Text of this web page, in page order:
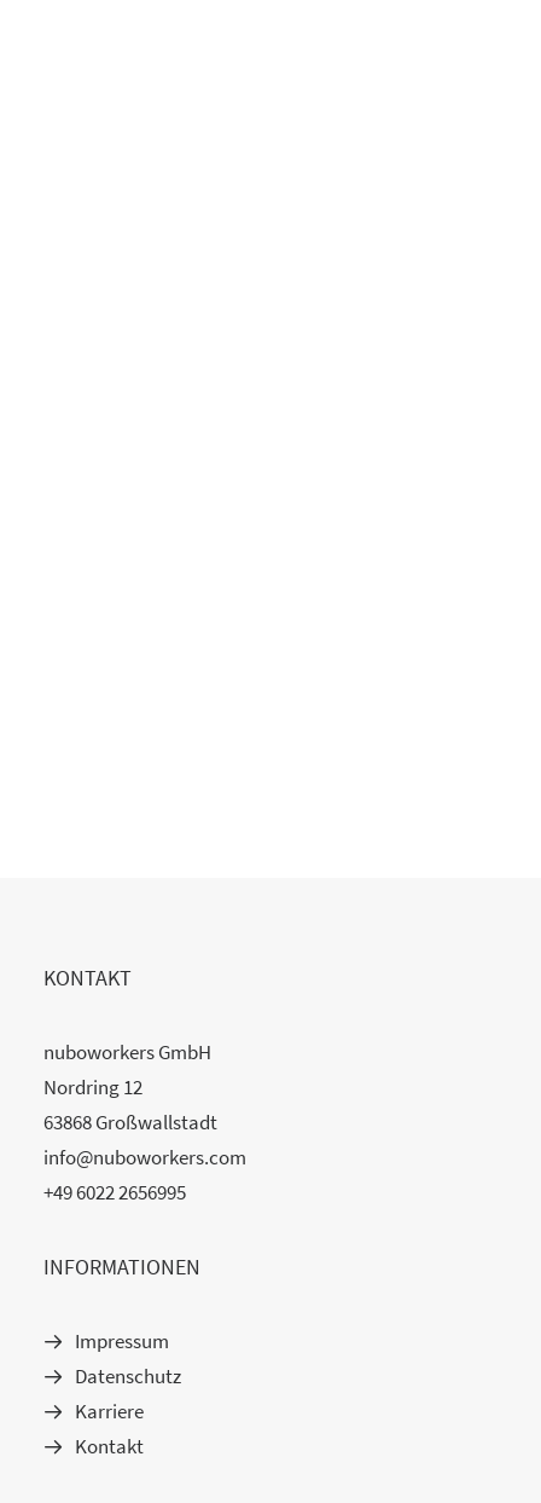
KONTAKT
nuboworkers GmbH
Nordring 12
63868 Großwallstadt
info@nuboworkers.com
+49 6022 2656995
INFORMATIONEN
Impressum
Datenschutz
Karriere
Kontakt